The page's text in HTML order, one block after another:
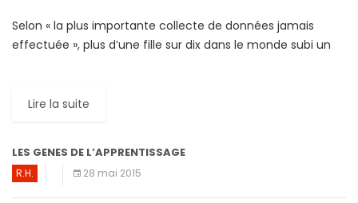
Selon « la plus importante collecte de données jamais
effectuée », plus d’une fille sur dix dans le monde subi un
Lire la suite
LES GENES DE L’APPRENTISSAGE
R.H. 28 mai 2015